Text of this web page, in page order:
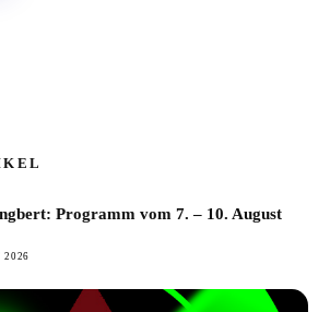
Programm vom 7. – 10. August
2026